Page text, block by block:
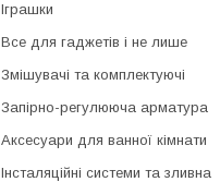
Іграшки
Все для гаджетів і не лише
Змішувачі та комплектуючі
Запірно-регулююча арматура
Аксесуари для ванної кімнати
Інсталяційні системи та зливна